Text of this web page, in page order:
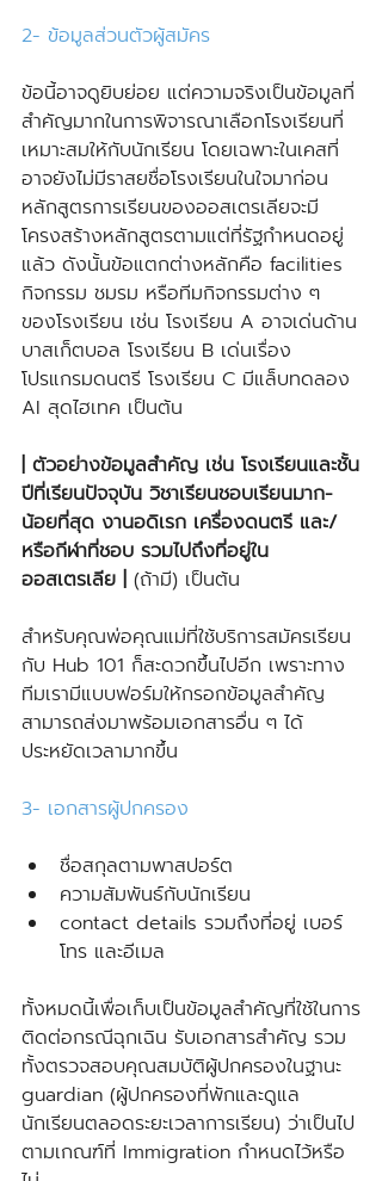
2- ข้อมูลส่วนตัวผู้สมัคร
ข้อนี้อาจดูยิบย่อย แต่ความจริงเป็นข้อมูลที่
สำคัญมากในการพิจารณาเลือกโรงเรียนที่
เหมาะสมให้กับนักเรียน โดยเฉพาะในเคสที่
อาจยังไม่มีราสยชื่อโรงเรียนในใจมาก่อน
หลักสูตรการเรียนของออสเตรเลียจะมี
โครงสร้างหลักสูตรตามแต่ที่รัฐกำหนดอยู่
แล้ว ดังนั้นข้อแตกต่างหลักคือ facilities
กิจกรรม ชมรม หรือทีมกิจกรรมต่าง ๆ
ของโรงเรียน เช่น โรงเรียน A อาจเด่นด้าน
บาสเก็ตบอล โรงเรียน B เด่นเรื่อง
โปรแกรมดนตรี โรงเรียน C มีแล็บทดลอง
AI สุดไฮเทค เป็นต้น
| ตัวอย่างข้อมูลสำคัญ เช่น โรงเรียนและชั้น
ปีที่เรียนปัจจุบัน วิชาเรียนชอบเรียนมาก-
น้อยที่สุด งานอดิเรก เครื่องดนตรี และ/
หรือกีฬาที่ชอบ รวมไปถึงที่อยู่ใน
ออสเตรเลีย | (ถ้ามี) เป็นต้น
สำหรับคุณพ่อคุณแม่ที่ใช้บริการสมัครเรียน
กับ Hub 101 ก็สะดวกขึ้นไปอีก เพราะทาง
ทีมเรามีแบบฟอร์มให้กรอกข้อมูลสำคัญ
สามารถส่งมาพร้อมเอกสารอื่น ๆ ได้
ประหยัดเวลามากขึ้น
3- เอกสารผู้ปกครอง
ชื่อสกุลตามพาสปอร์ต
ความสัมพันธ์กับนักเรียน
contact details รวมถึงที่อยู่ เบอร์
โทร และอีเมล
ทั้งหมดนี้เพื่อเก็บเป็นข้อมูลสำคัญที่ใช้ในการ
ติดต่อกรณีฉุกเฉิน รับเอกสารสำคัญ รวม
ทั้งตรวจสอบคุณสมบัติผู้ปกครองในฐานะ
guardian (ผู้ปกครองที่พักและดูแล
นักเรียนตลอดระยะเวลาการเรียน) ว่าเป็นไป
ตามเกณฑ์ที่ Immigration กำหนดไว้หรือ